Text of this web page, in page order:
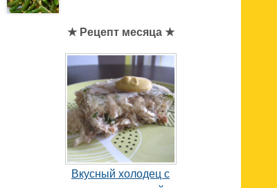
★ Рецепт месяца ★
Вкусный холодец с